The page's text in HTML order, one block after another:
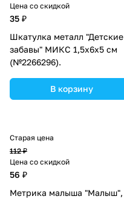
Цена со скидкой
35 ₽
Шкатулка металл "Детские
забавы" МИКС 1,5х6х5 см
(№2266296).
В корзину
Старая цена
112 ₽
Цена со скидкой
56 ₽
Метрика малыша "Малыш",